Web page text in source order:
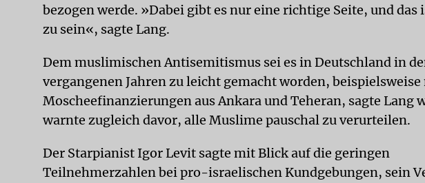
bezogen werde. »Dabei gibt es nur eine richtige Seite, und das
zu sein«, sagte Lang.
Dem muslimischen Antisemitismus sei es in Deutschland in
vergangenen Jahren zu leicht gemacht worden,
Moscheefinanzierungen aus Ankara und Teheran, sagte Lang
warnte zugleich davor, alle Muslime pauschal zu verurteilen.
Der Starpianist Igor Levit sagte mit Blick auf die geringen
Teilnehmerzahlen bei pro-israelischen Kundgebungen, sein